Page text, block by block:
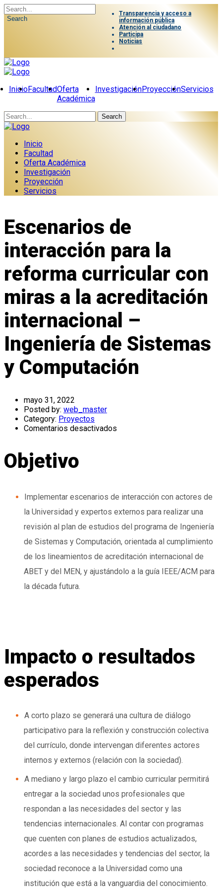
Search
Transparencia y acceso a
información pública
Atención al ciudadano
Participa
Noticias
InicioFacultadOferta
Académica
InvestigaciónProyecciónServicios
Search
Inicio
Facultad
Oferta Académica
Investigación
Proyección
Servicios
Escenarios de
interacción para la
reforma curricular con
miras a la acreditación
internacional –
Ingeniería de Sistemas
y Computación
mayo 31, 2022
Posted by: Author
web_master
Category: Proyectos
Comentarios desactivados
curricular
miras
la
acreditación
–
Ingeniería
Objetivo
Implementar escenarios de interacción con actores de
la Universidad y expertos externos para realizar una
revisión al plan de estudios del programa de Ingeniería
de Sistemas y Computación, orientada al cumplimiento
de los lineamientos de acreditación internacional de
ABET y del MEN, y ajustándolo a la guía IEEE/ACM para
la década futura.
Impacto o resultados
esperados
A corto plazo se generará una cultura de diálogo
participativo para la reflexión y construcción colectiva
del currículo, donde intervengan diferentes actores
internos y externos (relación con la sociedad).
A mediano y largo plazo el cambio curricular permitirá
entregar a la sociedad unos profesionales que
respondan a las necesidades del sector y las
tendencias internacionales. Al contar con programas
que cuenten con planes de estudios actualizados,
acordes a las necesidades y tendencias del sector, la
sociedad reconoce a la Universidad como una
institución que está a la vanguardia del conocimiento.